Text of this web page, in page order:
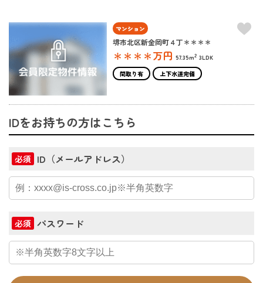
マンション
堺市北区新金岡町４丁＊＊＊＊
＊＊＊＊万円 57.35m2 3LDK
間取り有
上下水道完備
IDをお持ちの方はこちら
必須 ID（メールアドレス）
必須 パスワード